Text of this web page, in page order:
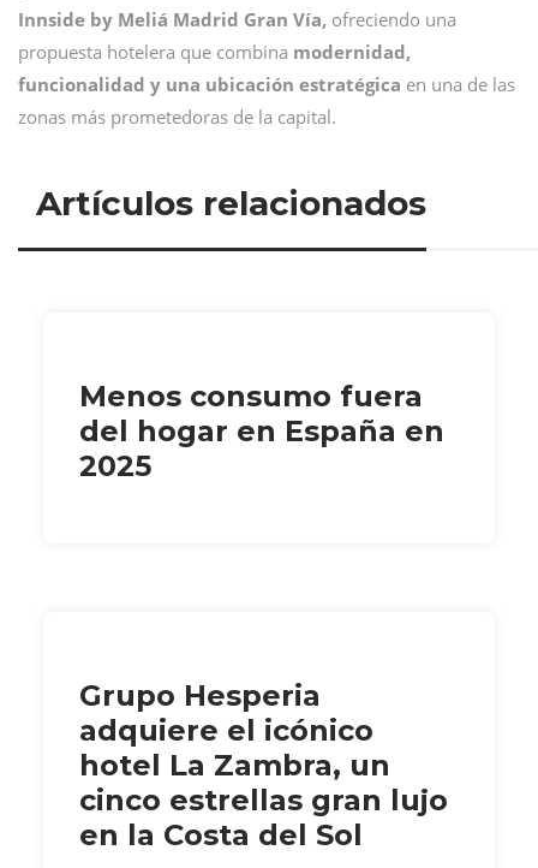
Innside by Meliá Madrid Gran Vía, ofreciendo una
propuesta hotelera que combina modernidad,
funcionalidad y una ubicación estratégica en una de las
zonas más prometedoras de la capital.
Artículos relacionados
Menos consumo fuera
del hogar en España en
2025
Grupo Hesperia
adquiere el icónico
hotel La Zambra, un
cinco estrellas gran lujo
en la Costa del Sol